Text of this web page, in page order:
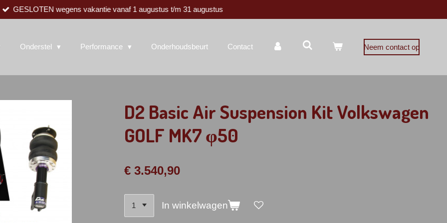
GESLOTEN wegens vakantie vanaf 1 augustus t/m 31 augustus
Onderstel Performance Onderhoudsbeurt Contact Neem contact op
D2 Basic Air Suspension Kit Volkswagen
GOLF MK7 φ50
€ 3.540,90
In winkelwagen